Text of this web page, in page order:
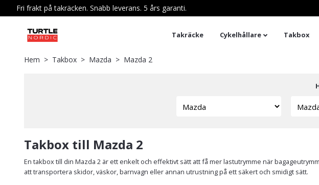
Fri frakt på takräcken. Snabb leverans. 5 års garanti.
Takräcke Cykelhållare Takbox
Hem Takbox Mazda Mazda 2
Takbox till Mazda 2
En takbox till din Mazda 2 är ett enkelt och effektivt sätt att få mer lastutrymme när
att transportera skidor, väskor, barnvagn eller annan utrustning på ett säkert och smidigt sätt.